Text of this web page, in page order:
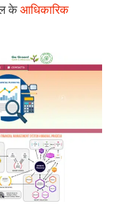
केआधिकारिक